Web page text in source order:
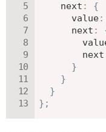
next :
{
value:
next :
next
}
}
}
} ;